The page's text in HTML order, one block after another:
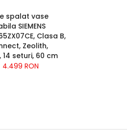
spalat vase
SIEMENS
Clasa B,
Zeolith,
14 seturi, 60 cm
4.499 RON